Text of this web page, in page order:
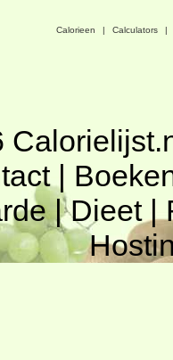
Calorieen | Calculators |
|
|Dieet|